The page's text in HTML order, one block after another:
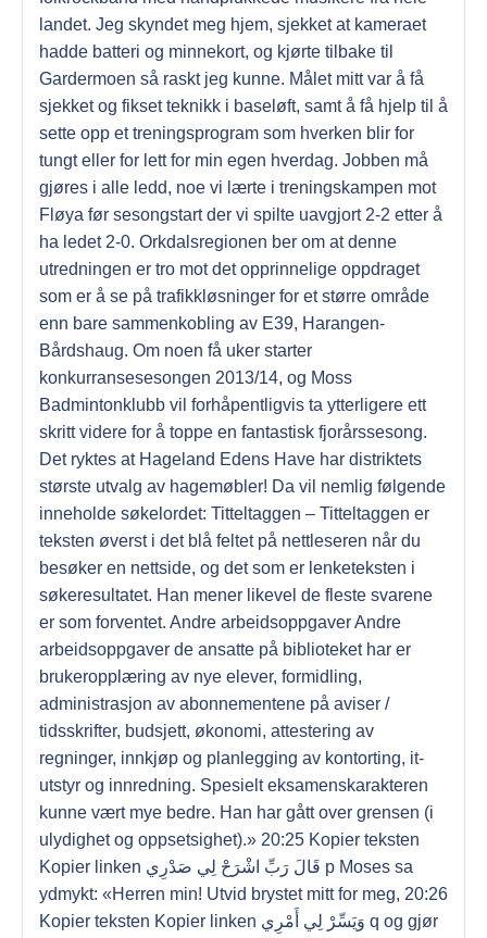
landet. Jeg skyndet meg hjem, sjekket at kameraet
hadde batteri og minnekort, og kjørte tilbake til
Gardermoen så raskt jeg kunne. Målet mitt var å få
sjekket og fikset teknikk i baseløft, samt å få hjelp til å
sette opp et treningsprogram som hverken blir for
tungt eller for lett for min egen hverdag. Jobben må
gjøres i alle ledd, noe vi lærte i treningskampen mot
Fløya før sesongstart der vi spilte uavgjort 2-2 etter å
ha ledet 2-0. Orkdalsregionen ber om at denne
utredningen er tro mot det opprinnelige oppdraget
som er å se på trafikkløsninger for et større område
enn bare sammenkobling av E39, Harangen-
Bårdshaug. Om noen få uker starter
konkurransesesongen 2013/14, og Moss
Badmintonklubb vil forhåpentligvis ta ytterligere ett
skritt videre for å toppe en fantastisk fjorårssesong.
Det ryktes at Hageland Edens Have har distriktets
største utvalg av hagemøbler! Da vil nemlig følgende
inneholde søkelordet: Titteltaggen – Titteltaggen er
teksten øverst i det blå feltet på nettleseren når du
besøker en nettside, og det som er lenketeksten i
søkeresultatet. Han mener likevel de fleste svarene
er som forventet. Andre arbeidsoppgaver Andre
arbeidsoppgaver de ansatte på biblioteket har er
brukeropplæring av nye elever, formidling,
administrasjon av abonnementene på aviser /
tidsskrifter, budsjett, økonomi, attestering av
regninger, innkjøp og planlegging av kontorting, it-
utstyr og innredning. Spesielt eksamenskarakteren
kunne vært mye bedre. Han har gått over grensen (i
ulydighet og oppsetsighet).» 20:25 Kopier teksten
Kopier linken قَالَ رَبِّ اشْرَحْ لِي صَدْرِي p Moses sa
ydmykt: «Herren min! Utvid brystet mitt for meg, 20:26
Kopier teksten Kopier linken وَيَسِّرْ لِي أَمْرِي q og gjør